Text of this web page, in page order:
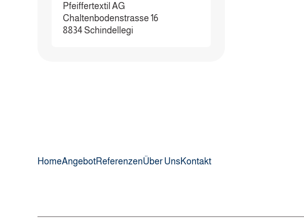
Pfeiffertextil AG
Chaltenbodenstrasse 16
8834 Schindellegi
HomeAngebotReferenzenÜber Uns Kontakt